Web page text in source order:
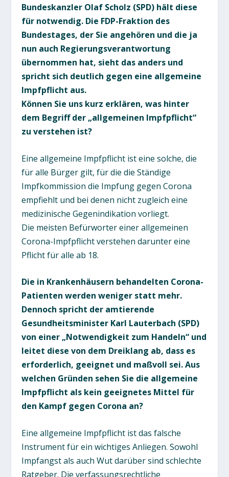
Bundeskanzler Olaf Scholz (SPD) hält diese
für notwendig. Die FDP-Fraktion des
Bundestages, der Sie angehören und die ja
nun auch Regierungsverantwortung
übernommen hat, sieht das anders und
spricht sich deutlich gegen eine allgemeine
Impfpflicht aus.
Können Sie uns kurz erklären, was hinter
dem Begriff der „allgemeinen Impfpflicht“
zu verstehen ist?
Eine allgemeine Impfpflicht ist eine solche, die
für alle Bürger gilt, für die die Ständige
Impfkommission die Impfung gegen Corona
empfiehlt und bei denen nicht zugleich eine
medizinische Gegenindikation vorliegt.
Die meisten Befürworter einer allgemeinen
Corona-Impfpflicht verstehen darunter eine
Pflicht für alle ab 18.
Die in Krankenhäusern behandelten Corona-
Patienten werden weniger statt mehr.
Dennoch spricht der amtierende
Gesundheitsminister Karl Lauterbach (SPD)
von einer „Notwendigkeit zum Handeln“ und
leitet diese von dem Dreiklang ab, dass es
erforderlich, geeignet und maßvoll sei. Aus
welchen Gründen sehen Sie die allgemeine
Impfpflicht als kein geeignetes Mittel für
den Kampf gegen Corona an?
Eine allgemeine Impfpflicht ist das falsche
Instrument für ein wichtiges Anliegen. Sowohl
Impfangst als auch Wut darüber sind schlechte
Ratgeber. Die verfassungsrechtliche